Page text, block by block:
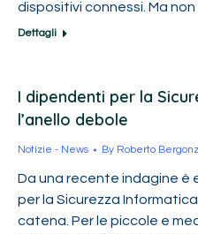
dispositivi connessi. Ma
Dettagli
I dipendenti per la
l’anello debole
Notizie - News By Roberto
Da una recente indagine è
per la Sicurezza
catena. Per le piccole e